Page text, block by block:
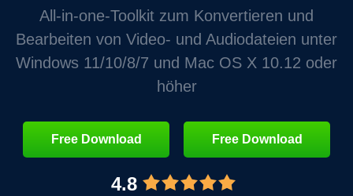
All‑in‑one‑Toolkit zum Konvertieren und
Bearbeiten von Video‑ und Audiodateien unter
Windows 11/10/8/7 und Mac OS X 10.12 oder
höher
Free Download Free Download
4.8